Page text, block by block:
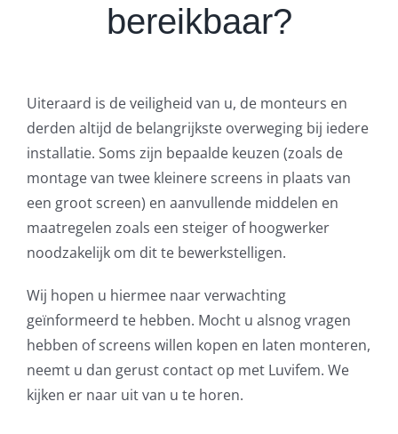
bereikbaar?
Uiteraard is de veiligheid van u, de monteurs en
derden altijd de belangrijkste overweging bij iedere
installatie. Soms zijn bepaalde keuzen (zoals de
montage van twee kleinere screens in plaats van
een groot screen) en aanvullende middelen en
maatregelen zoals een steiger of hoogwerker
noodzakelijk om dit te bewerkstelligen.
Wij hopen u hiermee naar verwachting
geïnformeerd te hebben. Mocht u alsnog vragen
hebben of screens willen kopen en laten monteren,
neemt u dan gerust contact op met Luvifem. We
kijken er naar uit van u te horen.